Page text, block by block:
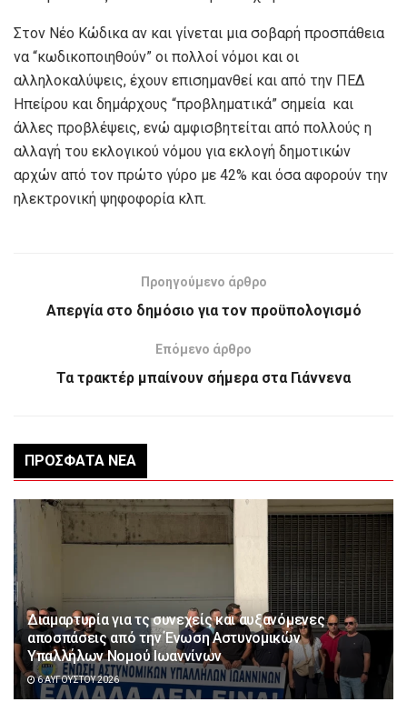
Στον Νέο Κώδικα αν και γίνεται μια σοβαρή προσπάθεια
να “κωδικοποιηθούν” οι πολλοί νόμοι και οι
αλληλοκαλύψεις, έχουν επισημανθεί και από την ΠΕΔ
Ηπείρου και δημάρχους “προβληματικά” σημεία και
άλλες προβλέψεις, ενώ αμφισβητείται από πολλούς η
αλλαγή του εκλογικού νόμου για εκλογή δημοτικών
αρχών από τον πρώτο γύρο με 42% και όσα αφορούν την
ηλεκτρονική ψηφοφορία κλπ.
Προηγούμενο άρθρο
Απεργία στο δημόσιο για τον προϋπολογισμό
Επόμενο άρθρο
Τα τρακτέρ μπαίνουν σήμερα στα Γιάννενα
ΠΡΌΣΦΑΤΑ ΝΈΑ
Διαμαρτυρία για τς συνεχείς και αυξανόμενες
αποσπάσεις από την Ένωση Αστυνομικών
Υπαλλήλων Νομού Ιωαννίνων
6 ΑΥΓΟΎΣΤΟΥ 2026